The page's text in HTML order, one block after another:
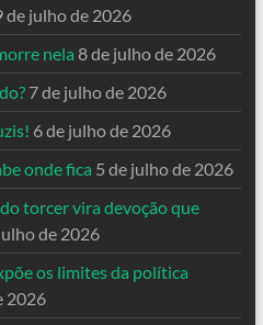
de julho de 2026
nela 8 de julho de 2026
7 de julho de 2026
6 de julho de 2026
onde fica 5 de julho de 2026
torcer vira devoção que
de 2026
os limites da política
2026